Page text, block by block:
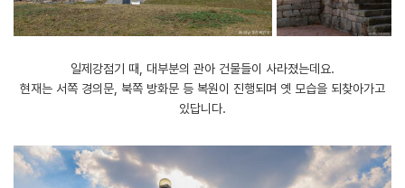
일제강점기 때, 대부분의 관아 건물들이 사라졌는데요.
현재는 서쪽 경의문, 북쪽 방화문 등 복원이 진행되며 옛 모습을 되찾아가고
있답니다.